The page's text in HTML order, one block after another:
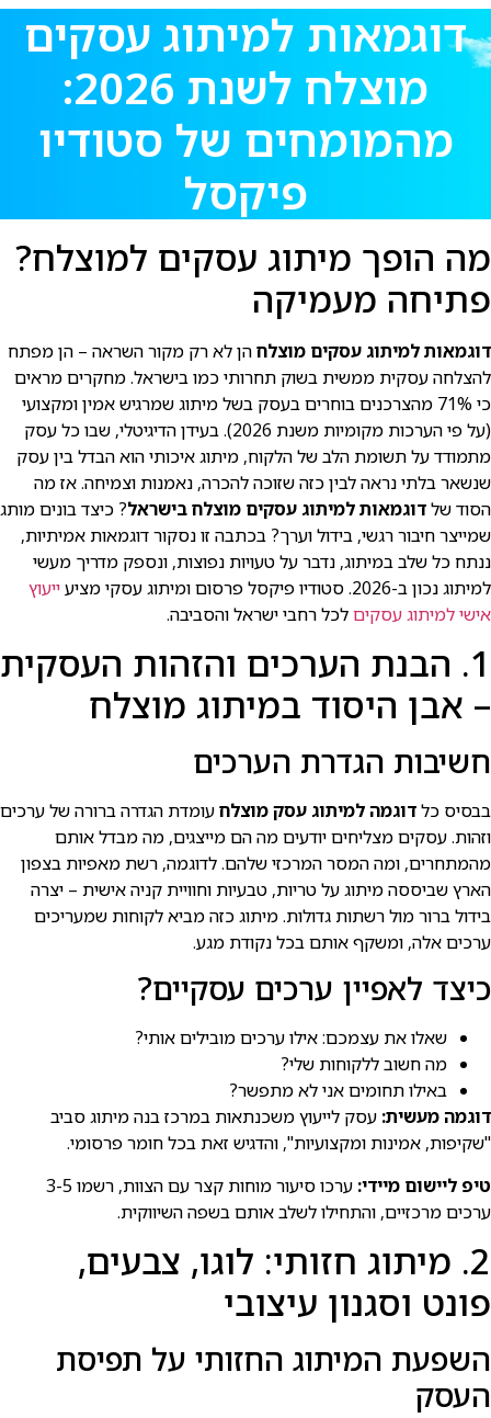
דוגמאות למיתוג עסקים
מוצלח לשנת 2026:
מהמומחים של סטודיו
פיקסל
מה הופך מיתוג עסקים למוצלח?
פתיחה מעמיקה
דוגמאות למיתוג עסקים מוצלחהן לא רק מקור השראה – הן מפתח
להצלחה עסקית ממשית בשוק תחרותי כמו בישראל. מחקרים מראים
כי 71% מהצרכנים בוחרים בעסק בשל מיתוג שמרגיש אמין ומקצועי
(על פי הערכות מקומיות משנת 2026). בעידן הדיגיטלי, שבו כל עסק
מתמודד על תשומת הלב של הלקוח, מיתוג איכותי הוא הבדל בין עסק
שנשאר בלתי נראה לבין כזה שזוכה להכרה, נאמנות וצמיחה. אז מה
הסוד שלדוגמאות למיתוג עסקים מוצלח בישראל? כיצד בונים מותג
שמייצר חיבור רגשי, בידול וערך? בכתבה זו נסקור דוגמאות אמיתיות,
ננתח כל שלב במיתוג, נדבר על טעויות נפוצות, ונספק מדריך מעשי
למיתוג נכון ב-2026. סטודיו פיקסל פרסום ומיתוג עסקי מציע
ייעוץ
אישי למיתוג עסקיםלכל רחבי ישראל והסביבה.
1. הבנת הערכים והזהות העסקית
– אבן היסוד במיתוג מוצלח
חשיבות הגדרת הערכים
בבסיס כלדוגמה למיתוג עסק מוצלחעומדת הגדרה ברורה של ערכים
וזהות. עסקים מצליחים יודעים מה הם מייצגים, מה מבדל אותם
מהמתחרים, ומה המסר המרכזי שלהם. לדוגמה, רשת מאפיות בצפון
הארץ שביססה מיתוג על טריות, טבעיות וחוויית קניה אישית – יצרה
בידול ברור מול רשתות גדולות. מיתוג כזה מביא לקוחות שמעריכים
ערכים אלה, ומשקף אותם בכל נקודת מגע.
כיצד לאפיין ערכים עסקיים?
שאלו את עצמכם: אילו ערכים מובילים אותי?
מה חשוב ללקוחות שלי?
באילו תחומים אני לא מתפשר?
דוגמה מעשית: עסק לייעוץ משכנתאות במרכז בנה מיתוג סביב
"שקיפות, אמינות ומקצועיות", והדגיש זאת בכל חומר פרסומי.
טיפ ליישום מיידי:
ערכו סיעור מוחות קצר עם הצוות, רשמו 3-5
ערכים מרכזיים, והתחילו לשלב אותם בשפה השיווקית.
2. מיתוג חזותי: לוגו, צבעים,
פונט וסגנון עיצובי
השפעת המיתוג החזותי על תפיסת
העסק